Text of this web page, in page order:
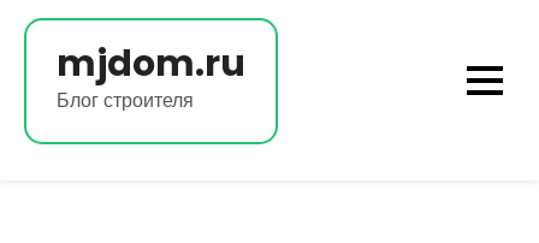
Перейти
содержимомуmjdom.ru
Блог строителя